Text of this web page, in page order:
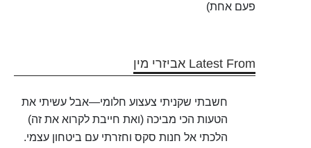
פעם אחת)
Latest From אביזרי מין
חשבתי שקניתי צעצוע חלומי—אבל עשיתי את
הטעות הכי מביכה (ואת חייבת לקרוא את זה)
הלכתי אל חנות סקס וחזרתי עם ביטחון עצמי.